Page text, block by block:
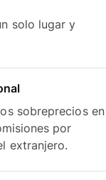
solo lugar y
sobreprecios en
por
extranjero.